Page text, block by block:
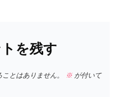
を残す
とはありません。 ※が付いて